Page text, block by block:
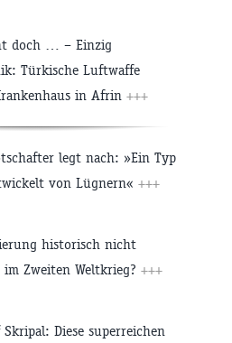
doch … – Einzig
Türkische Luftwaffe
in Afrin +++
legt nach: »Ein Typ
von Lügnern« +++
historisch nicht
Zweiten Weltkrieg? +++
Diese superreichen